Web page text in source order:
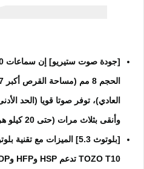
وأنقى بثلاث مرات (حتى 20 كيلو هرتز). استنساخ الموسيقى بحيوية.